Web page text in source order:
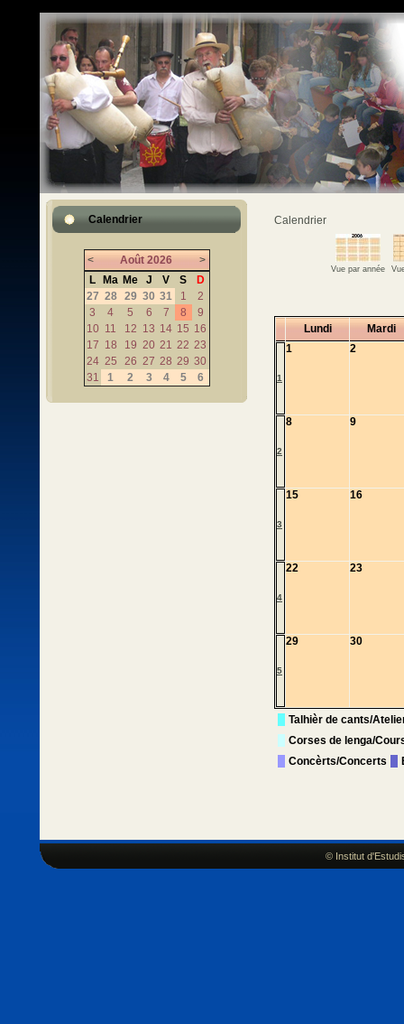
Calendrier
< Août 2026
>
L
Ma Me J V S
D
27 28 29 30 31 1
2
3
4 5 6 7 8
9
10 11 12 13 14 15 16
17 18 19 20 21 22 23
24 25 26 27 28 29 30
31
1 2 3 4 5 6
Calendrier
Vue par année
Lundi Mardi
1
1 2
2
8 9
3
15 16
4
22 23
5
29 30
Talhièr de cants/
Corses de lenga/
Concèrts/Concerts
© Institut